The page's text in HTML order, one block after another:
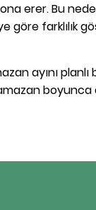
erer. Bu
göre farklılık
ayını planlı